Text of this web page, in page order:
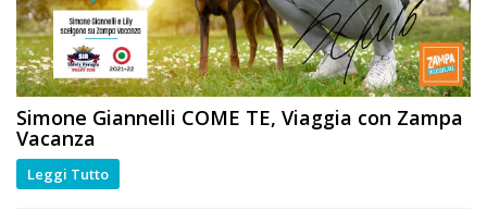
Simone Giannelli COME TE, Viaggia con Zampa
Vacanza
Leggi Tutto